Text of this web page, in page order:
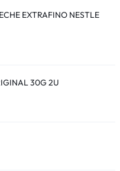
EXTRAFINO NESTLE
30G 2U